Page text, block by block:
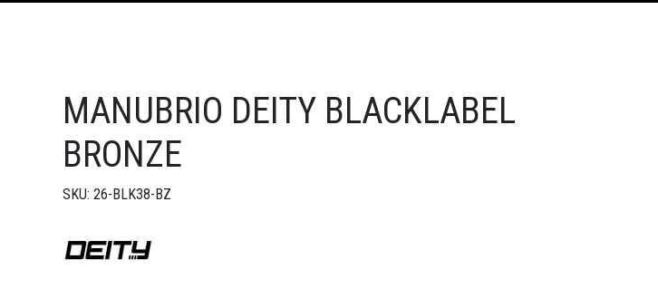
MANUBRIO DEITY BLACKLABEL
BRONZE
SKU: 26-BLK38-BZ